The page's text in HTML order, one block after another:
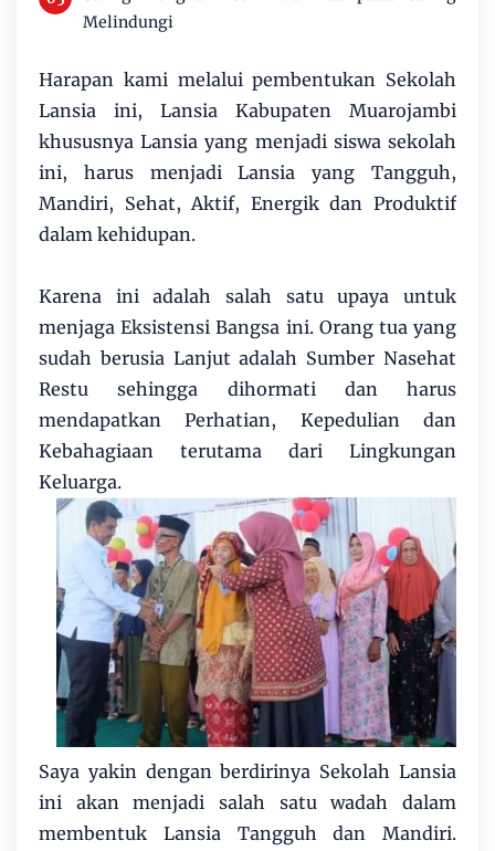
Melindungi
Harapan kami melalui pembentukan Sekolah
Lansia ini, Lansia Kabupaten Muarojambi
khususnya Lansia yang menjadi siswa sekolah
ini, harus menjadi Lansia yang Tangguh,
Mandiri, Sehat, Aktif, Energik dan Produktif
dalam kehidupan.
Karena ini adalah salah satu upaya untuk
menjaga Eksistensi Bangsa ini. Orang tua yang
sudah berusia Lanjut adalah Sumber Nasehat
Restu sehingga dihormati dan harus
mendapatkan Perhatian, Kepedulian dan
Kebahagiaan terutama dari Lingkungan
Keluarga.
Saya yakin dengan berdirinya Sekolah Lansia
ini akan menjadi salah satu wadah dalam
membentuk Lansia Tangguh dan Mandiri.